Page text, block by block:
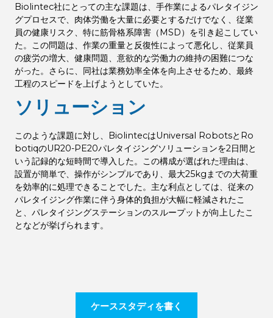
Biolintec社にとっての主な課題は、手作業によるパレタイジン
グプロセスで、肉体労働を大量に必要とするだけでなく、従業
員の健康リスク、特に筋骨格系障害（MSD）を引き起こしてい
た。この問題は、作業の重量と反復性によって悪化し、従業員
の疲労の増大、健康問題、意欲的な労働力の維持の困難につな
がった。さらに、同社は業務効率全体を向上させるため、最終
工程のスピードを上げようとしていた。
ソリューション
このような課題に対し、BiolintecはUniversal RobotsとRo
botiqのUR20-PE20パレタイジングソリューションを2日間と
いう記録的な短時間で導入した。この構成が選ばれた理由は、
設置が簡単で、操作がシンプルであり、最大25kgまでの大荷重
を効率的に処理できることでした。主な利点としては、従来の
パレタイジング作業に伴う身体的負担が大幅に軽減されたこ
と、パレタイジングステーションのスループットが向上したこ
となどが挙げられます。
ケーススタディを書く